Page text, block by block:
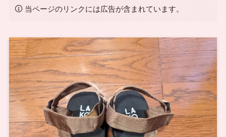
当ページのリンクには広告が含まれています。